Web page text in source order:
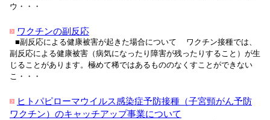
ウ・・・
ワクチンの副反応
■副反応による健康被害が起きた場合について ワクチン接種では、
副反応による健康被害（病気になったり障害が残ったりすること）が生
じることがあります。極めて稀ではあるもののなくすことができない
こ・・・
ヒトパピローマウイルス感染症予防接種（子宮頸がん予防
ワクチン）のキャッチアップ事業について